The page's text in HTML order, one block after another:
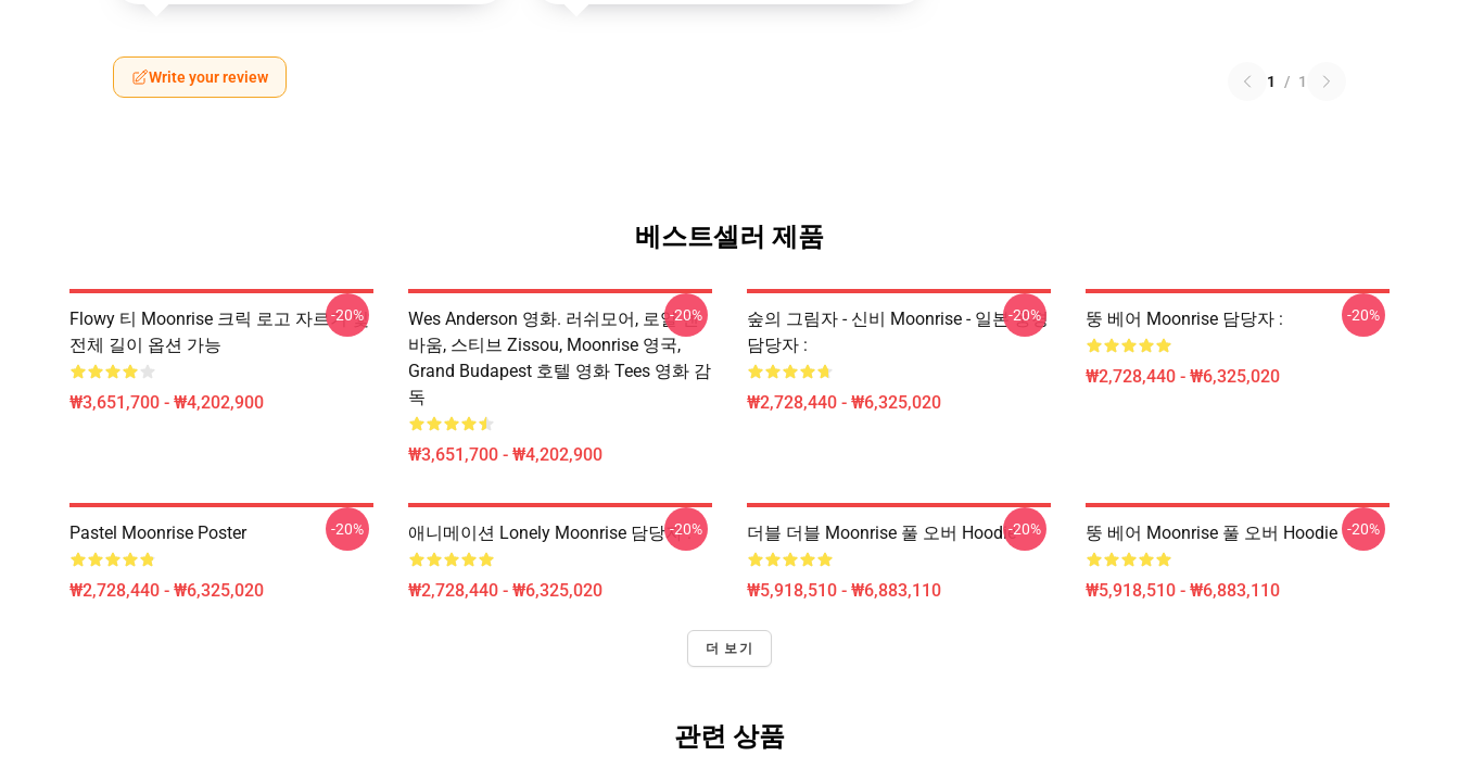
Write your review 1 / 1
베스트셀러 제품
Flowy 티 Moonrise 크릭 로고 자르기 및
전체 길이 옵션 가능
₩3,651,700 - ₩4,202,900
-20%
Wes Anderson 영화. 러쉬모어, 로얄 덴
바움, 스티브 Zissou, Moonrise 영국,
Grand Budapest 호텔 영화 Tees 영화 감
독
₩3,651,700 - ₩4,202,900
-20%
숲의 그림자 - 신비 Moonrise - 일본 풍경
담당자 :
₩2,728,440 - ₩6,325,020
-20% 뚱 베어 Moonrise 담당자 :
₩2,728,440 - ₩6,325,020
-20%
Pastel Moonrise Poster
₩2,728,440 - ₩6,325,020
-20% 애니메이션 Lonely Moonrise 담당자 :
₩2,728,440 - ₩6,325,020
-20% 더블 더블 Moonrise 풀 오버 Hoodie
₩5,918,510 - ₩6,883,110
-20% 뚱 베어 Moonrise 풀 오버 Hoodie
₩5,918,510 - ₩6,883,110
-20%
더 보기
관련 상품